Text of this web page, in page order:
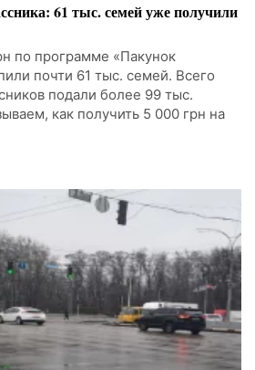
61 тыс. семей уже получили
по программе «Пакунок
почти 61 тыс. семей. Всего
подали более 99 тыс.
как получить 5 000 грн на